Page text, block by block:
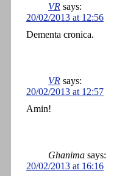
VR says:
20/02/2013 at 12:56
Dementa cronica.
VR says:
20/02/2013 at 12:57
Amin!
Ghanima says:
20/02/2013 at 16:16